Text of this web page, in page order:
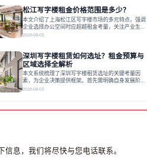
背景与持续服务能力。完成线上初选后，必须进行线
下实地验证，核对空间实景、测试设施、感受园区氛
围并确认合同条款，从而做出精确决策。在数字化时
代，写字楼出租网已成为企业寻找
松江写字楼租金价格范围是多少？
本文介绍了上海松江区写字楼市场的多元特点，强调
企业选择办公空间时应超越租金考量，关注产业生态
与综合服务。文章分析了市场概况、影响空间价值的
建服务生态助力企业成长，建议企业系统评估需求与
长期价值，选择匹配的发展载体。对于许多寻求在上
海松江区设立或扩展办公空间的企业而言，了解该区
域的写字楼市场概况是决策的首先
2026-08-03
深圳写字楼租赁如何选址？租金预算与
区域选择全解析
本文系统梳理了深圳写字楼租赁选址的关键考量因
素，为企业决策提供框架。首先需明确自身发展阶
段、团队规模和文化特质等核心需求。深圳多中心商
业园注重生态与社群，适合文创、科技类企业。评估
2026-08-03
信息，我们将尽快与您电话联系。